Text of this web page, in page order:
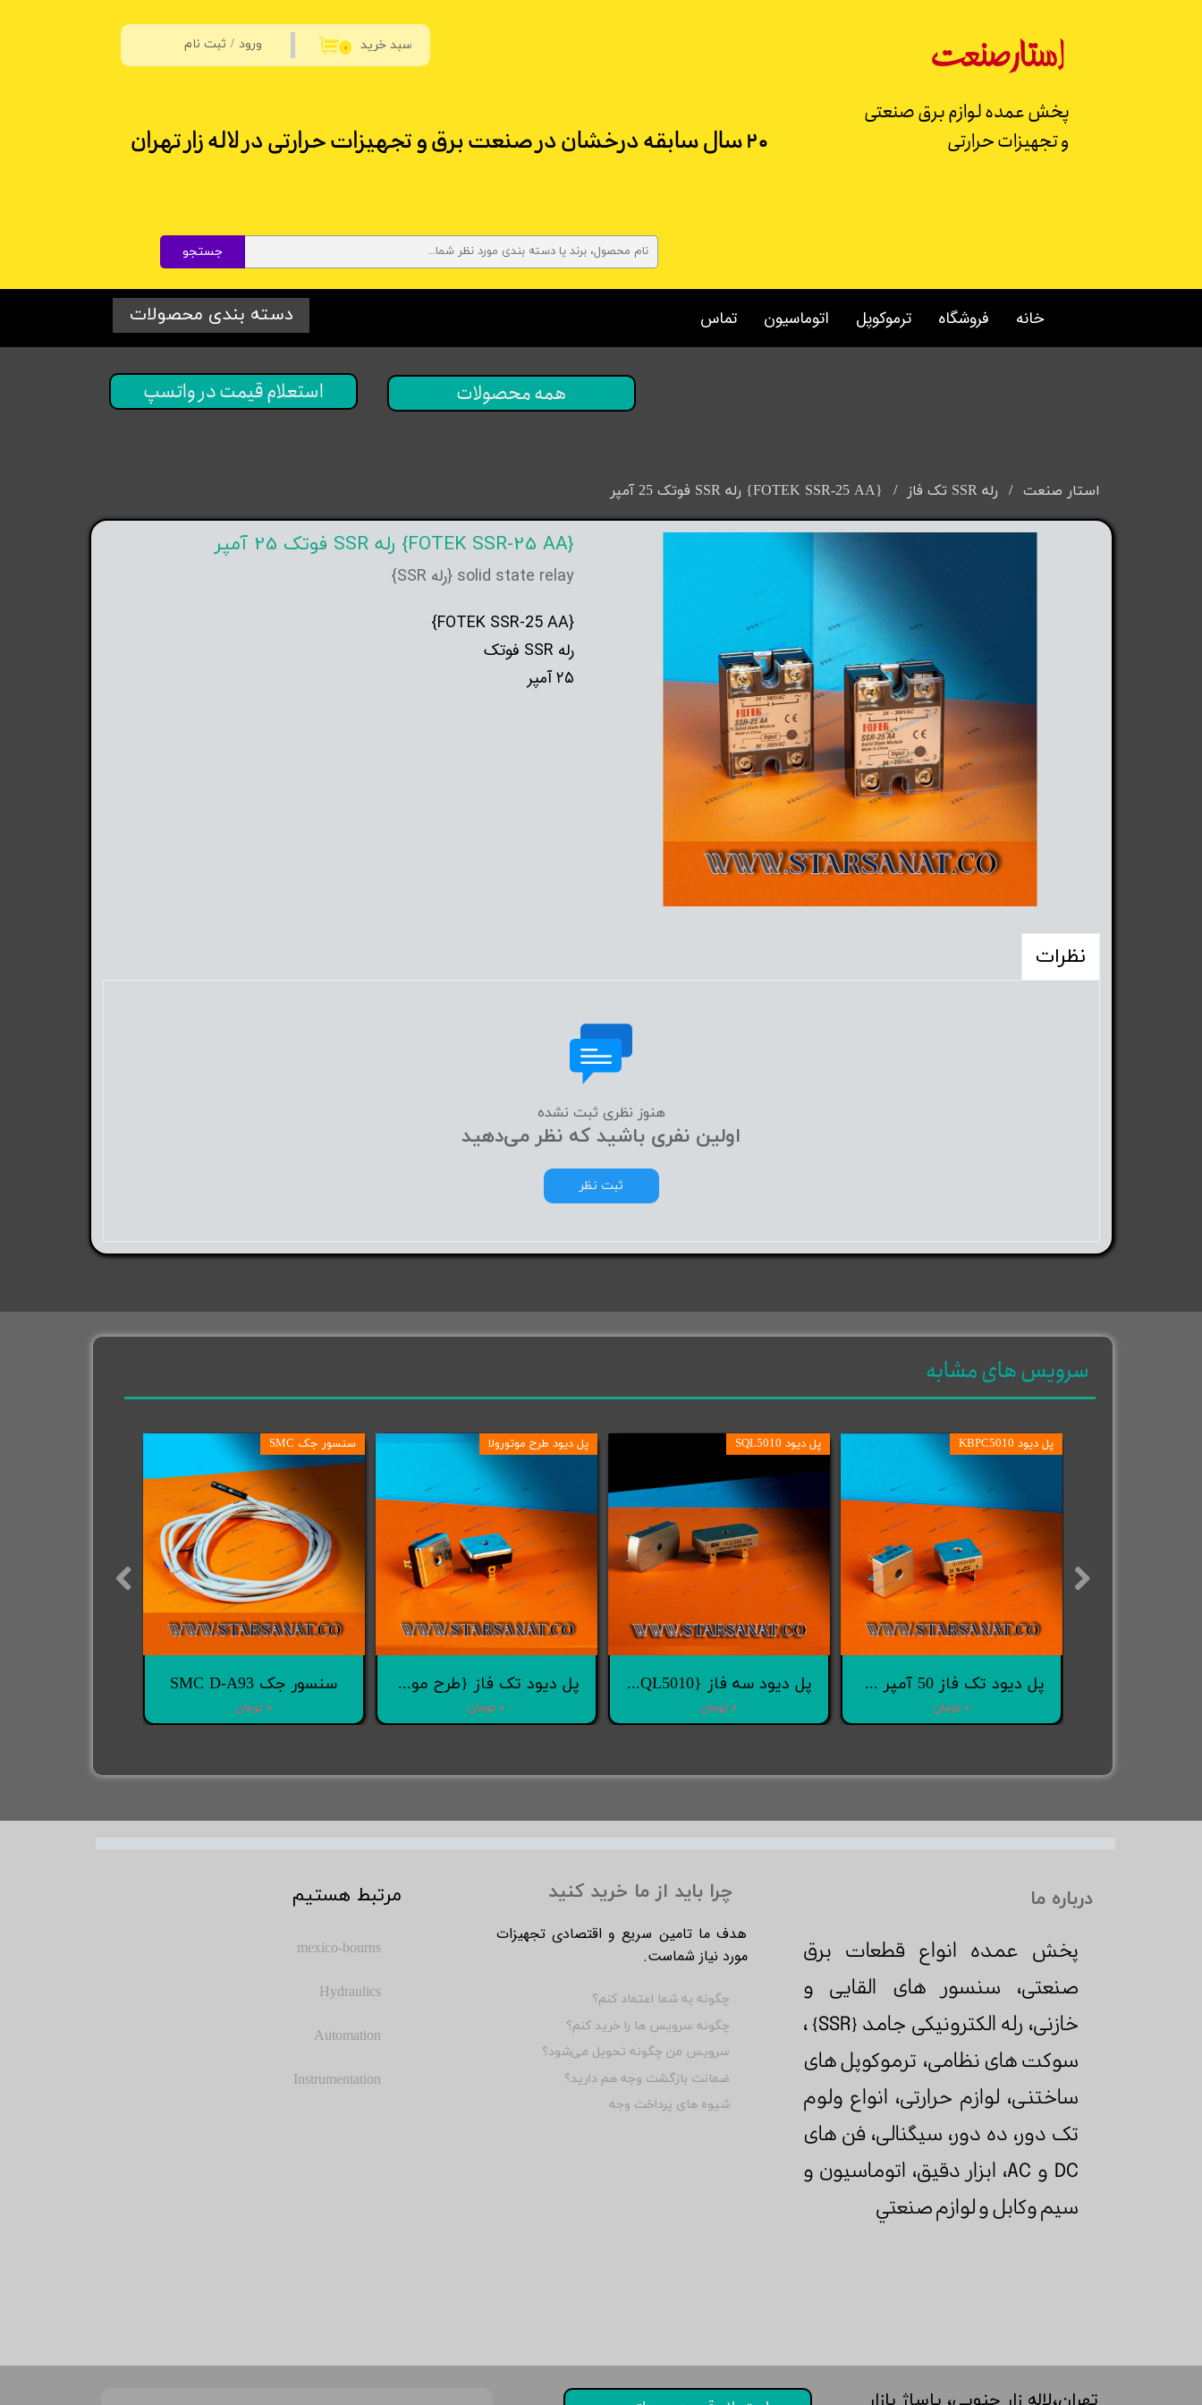
استارصنعت
جستجو
خانه فروشگاه ترموکوپل اتوماسیون تماس دسته بندی محصولات
پخش عمده لوازم برق صنعتی
و تجهیزات حرارتی
ورود / ثبت نام
حساب کاربری من
سفارشات
۰ سبد خرید
استار صنعت رله SSR تک فاز {FOTEK SSR-25 AA} رله SSR فوتک 25 آمپر
{FOTEK SSR-25 AA} رله SSR فوتک 25 آمپر
solid state relay {رله SSR}
{FOTEK SSR-25 AA}
رله SSR فوتک
۲۵ آمپر
نظرات
هنوز نظری ثبت نشده
اولین نفری باشید که نظر می‌دهید
ثبت نظر
استعلام قیمت در واتسپ همه محصولات
سنسور جک SMC D-A93
۰ تومان
سنسور جک SMC
پل دیود تک فاز {طرح موتورولا }
۰ تومان
پل دیود طرح موتورولا
پل دیود سه فاز {SQL5010}
۰ تومان
پل دیود SQL5010
پل دیود تک فاز 50 آمپر {KBPC5010} برند sep
۰ تومان
پل دیود KBPC5010
سرویس های مشابه
درباره ما
پخش عمده انواع قطعات برق
صنعتی، سنسور های القایی و
خازنی، رله الکترونیکی جامد {SSR} ،
سوکت های نظامی، ترموکوپل های
ساختنی، لوازم حرارتی، انواع ولوم
تک دور، ده دور، سیگنالی، فن های
DC و AC، ابزار دقيق، اتوماسيون و
سیم وکابل و لوازم صنعتي
​مرتبط هستیم
mexico-bourns
Hydraulics
Automation
Instrumentation
چرا باید از ما خرید کنید
هدف ما تامین سریع و اقتصادی تجهیزات
مورد نیاز شماست.
چگونه به شما اعتماد کنم؟
چگونه سرویس ها را خرید کنم؟
سرویس من چگونه تحویل می‌شود؟
ضمانت بازگشت وجه هم دارید؟
شیوه های پرداخت وجه